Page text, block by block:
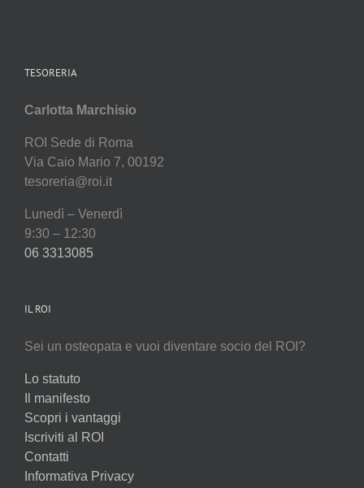
TESORERIA
Carlotta Marchisio
ROI Sede di Roma
Via Caio Mario 7, 00192
tesoreria@roi.it
Lunedì – Venerdì
9:30 – 12:30
06 3313085
IL ROI
Sei un osteopata e vuoi diventare socio del ROI?
Lo statuto
Il manifesto
Scopri i vantaggi
Iscriviti al ROI
Contatti
Informativa Privacy